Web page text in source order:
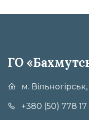
ГО
м.
+380 (50) 778 17